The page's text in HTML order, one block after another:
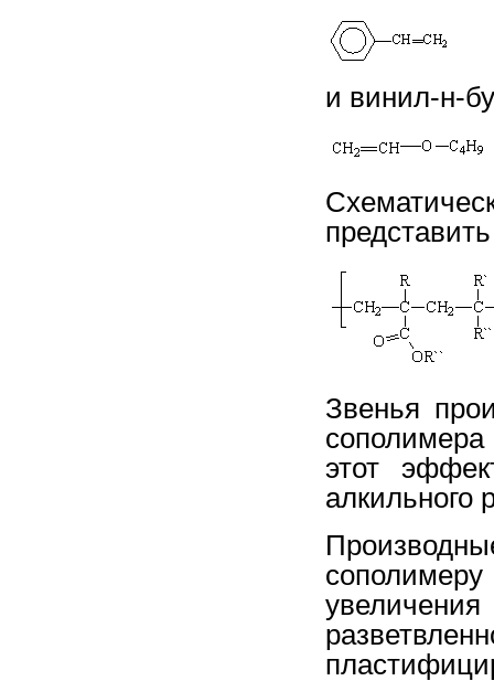
и винил-н-
Звенья
этот
алкильного